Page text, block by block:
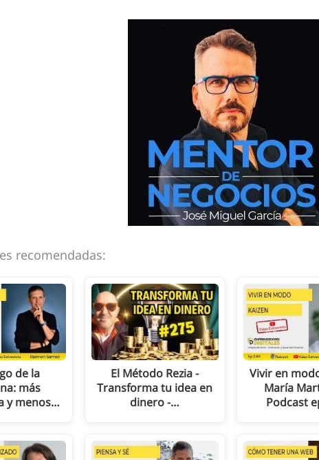
recomendadas:
de la
más
y menos…
El Método Rezia -
Transforma tu idea en
dinero -…
Vivir en
María
Podcast